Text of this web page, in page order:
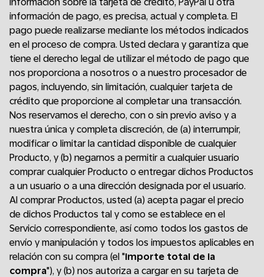
información de pago, es precisa, actual y completa. El
pago puede realizarse mediante los métodos indicados
en el proceso de compra. Usted declara y garantiza que
tiene el derecho legal de utilizar el método de pago que
nos proporciona a nosotros o a nuestro procesador de
pagos, incluyendo, sin limitación, cualquier tarjeta de
crédito que proporcione al completar una transacción.
Nos reservamos el derecho, con o sin previo aviso y a
nuestra única y completa discreción, de (a) interrumpir,
modificar o limitar la cantidad disponible de cualquier
Producto, y (b) negarnos a permitir a cualquier usuario
comprar cualquier Producto o entregar dichos Productos
a un usuario o a una dirección designada por el usuario.
Al comprar Productos, usted (a) acepta pagar el precio
de dichos Productos tal y como se establece en el
Servicio correspondiente, así como todos los gastos de
envío y manipulación y todos los impuestos aplicables en
relación con su compra (el "Importe total de la
compra"), y (b) nos autoriza a cargar en su tarjeta de